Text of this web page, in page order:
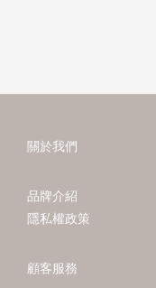
關於我們
品牌介紹
隱私權政策
顧客服務